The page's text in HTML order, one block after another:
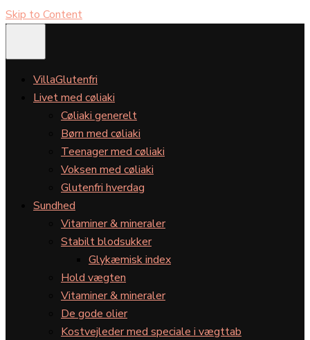
Skip to Content
VillaGlutenfri
Livet med cøliaki
Cøliaki generelt
Børn med cøliaki
Teenager med cøliaki
Voksen med cøliaki
Glutenfri hverdag
Sundhed
Vitaminer & mineraler
Stabilt blodsukker
Glykæmisk index
Hold vægten
Vitaminer & mineraler
De gode olier
Kostvejleder med speciale i vægttab